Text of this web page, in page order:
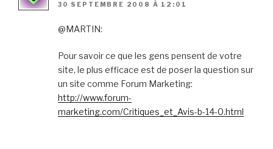
30 SEPTEMBRE 2008 À 12:01
@MARTIN:
Pour savoir ce que les gens pensent de votre
site, le plus efficace est de poser la question sur
un site comme Forum Marketing:
http://www.forum-
marketing.com/Critiques_et_Avis-b-14-0.html